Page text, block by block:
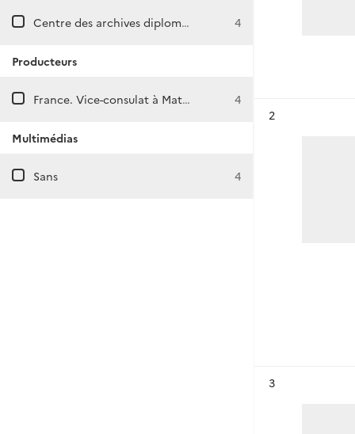
Centre des archives diplomatiques de Nantes 4
Producteurs
France. Vice-consulat à Matamoros (Mexique) 4
Multimédias
Sans 4
2
3